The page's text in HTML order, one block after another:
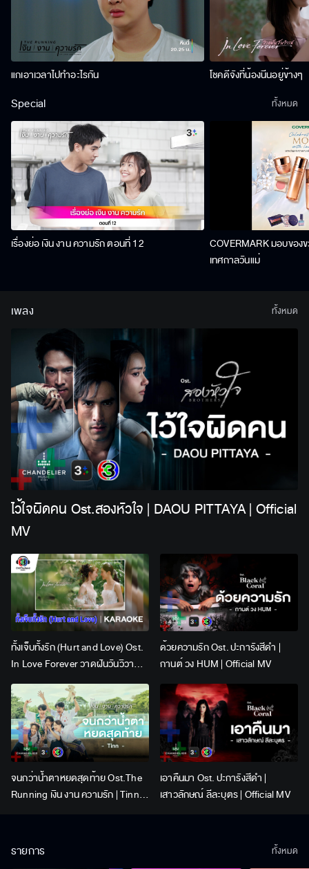
แกเอาเวลาไปทำอะไรกัน โชคดีจังที่น้องนีนอยู่ข้างๆ
Special
เรื่องย่อ เงิน งาน ความรัก ตอนที่ 12
COVERMARK มอบขอ
เทศกาลวันแม่
ทั้งหมด
เพลง
ไว้ใจผิดคน Ost.สองหัวใจ | DAOU PITTAYA | Official
MV
ทั้งเจ็บทั้งรัก (Hurt and Love) Ost.
In Love Forever วาดฝันวันวิวาห์ |
Lingling Kwong x Orm
Kornnaphat | Official Karaoke
ด้วยความรัก Ost. ปะการังสีดำ |
กานต์ วง HUM | Official MV
จนกว่าน้ำตาหยดสุดท้าย Ost.The
Running เงิน งาน ความรัก | Tinn |
เอาคืนมา Ost. ปะการังสีดำ |
เสาวลักษณ์ ลีละบุตร | Official MV
ทั้งหมด
รายการ ทั้งหมด